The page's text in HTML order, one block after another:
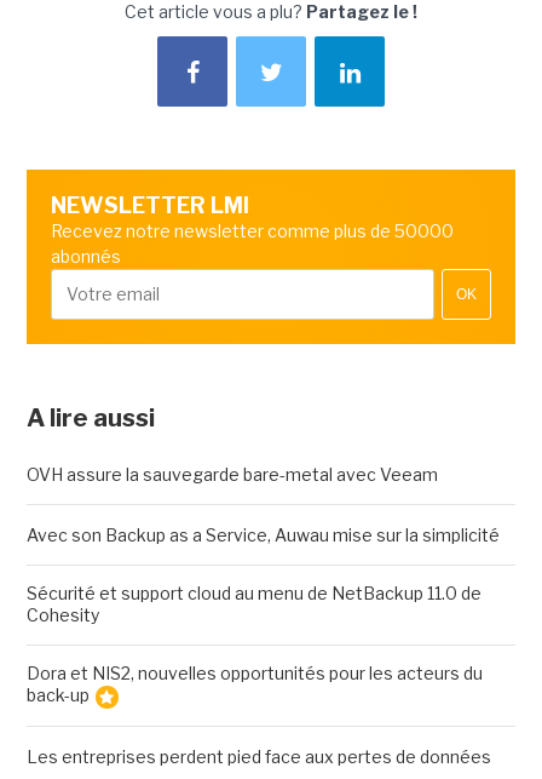
Cet article vous a plu? Partagez le !
NEWSLETTER LMI
Recevez notre newsletter comme plus de 50000
abonnés
OK
A lire aussi
OVH assure la sauvegarde bare-metal avec Veeam
Avec son Backup as a Service, Auwau mise sur la simplicité
Sécurité et support cloud au menu de NetBackup 11.0 de
Cohesity
Dora et NIS2, nouvelles opportunités pour les acteurs du
back-up
Les entreprises perdent pied face aux pertes de données